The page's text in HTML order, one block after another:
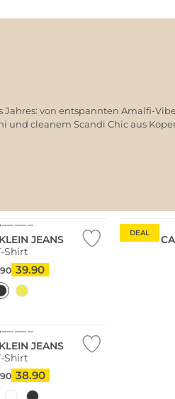
von entspannten Amalfi-
und cleanem Scandi Chic aus
JEANS
Shirt
39.90
DEAL
JEANS
Shirt
38.90